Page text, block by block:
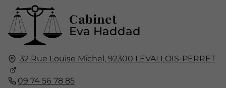
Cabinet
Eva Haddad
32 Rue Louise Michel, 92300 LEVALLOIS-PERRET
09 74 56 78 85